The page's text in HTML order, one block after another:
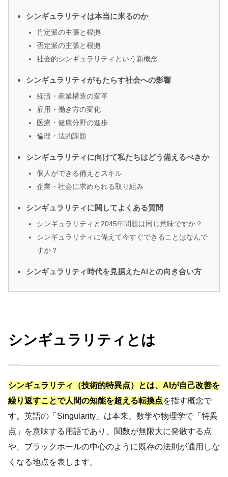
シンギュラリティは本当に来るのか
肯定派の主張と根拠
否定派の主張と根拠
社会的シンギュラリティという新概念
シンギュラリティがもたらす社会への影響
経済・産業構造の変革
雇用・働き方の変化
医療・健康分野の進歩
倫理・法的課題
シンギュラリティに向けて私たちはどう備えるべきか
個人ができる備えとスキル
企業・社会に求められる取り組み
シンギュラリティに関してよくある質問
シンギュラリティと2045年問題は同じ意味ですか？
シンギュラリティに備えて今すぐできることはなんで
すか？
シンギュラリティ時代を見据えたAIとの向き合い方
シンギュラリティとは
シンギュラリティ（技術的特異点）とは、AIが自己改善を
繰り返すことで人間の知能を超える転換点を指す概念で
す。英語の「Singularity」は本来、数学や物理学で「特異
点」を意味する用語であり、関数が無限大に発散する点
や、ブラックホールの中心のように既存の法則が通用しな
くなる地点を表します。